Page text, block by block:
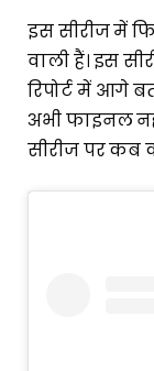
इस सीरीज में
वाली हैं। इस
रिपोर्ट में आगे
अभी फाइनल
सीरीज पर कब